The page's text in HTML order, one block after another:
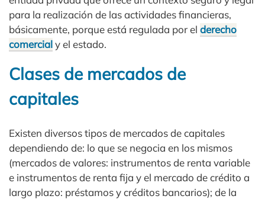
para la realización de las actividades financieras,
básicamente, porque está regulada por el derecho
comercialy el estado.
Clases de mercados de
capitales
Existen diversos tipos de mercados de capitales
dependiendo de: lo que se negocia en los mismos
(mercados de valores: instrumentos de renta variable
e instrumentos de renta fija y el mercado de crédito a
largo plazo: préstamos y créditos bancarios); de la